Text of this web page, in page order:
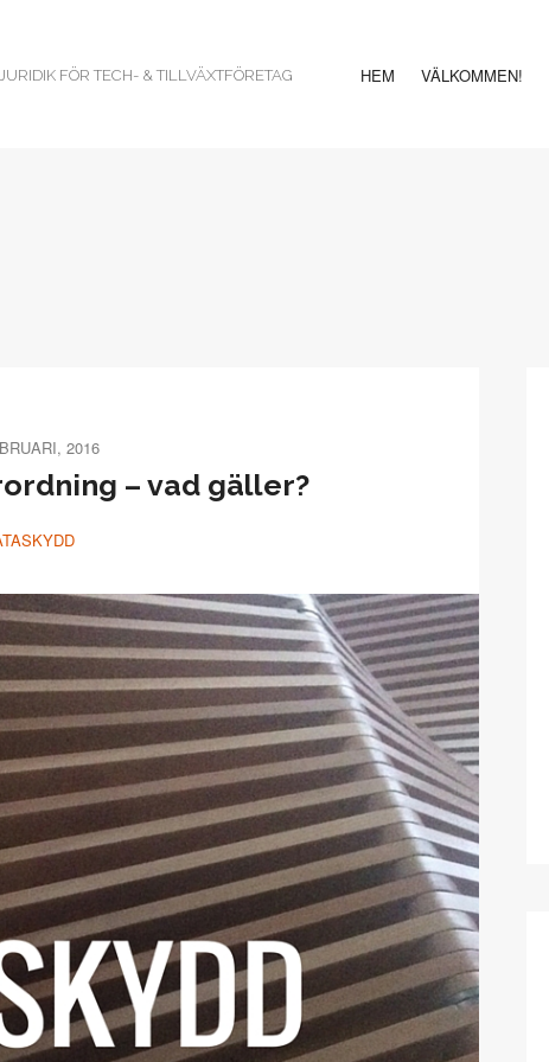
FÖR TECH- & TILLVÄXTFÖRETAG HEM VÄLKOMMEN!
2016
– vad gäller?